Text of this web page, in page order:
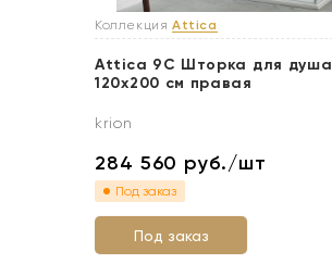
Коллекция Attica
Attica 9C Шторка для душа
120х200 см правая
krion
284 560 руб./шт
Под заказ
Под заказ